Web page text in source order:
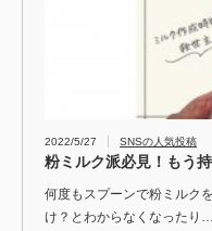
2022/5/27 SNSの人気投稿
粉ミルク派必見！もう
何度もスプーンで粉ミルク
け？とわからなくなったり